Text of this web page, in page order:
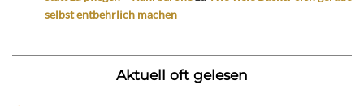
selbst entbehrlich machen
Aktuell oft gelesen